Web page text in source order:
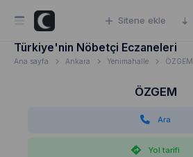
Sitene ekle
Türkiye'nin Nöbetçi Eczaneleri
Ana sayfa Ankara Yenimahalle ÖZGEM
ÖZGEM
Ara
Yol tarifi